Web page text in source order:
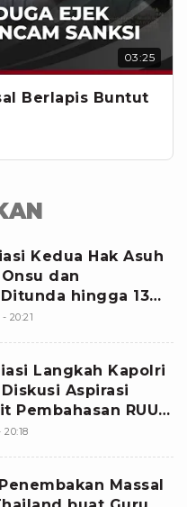
03:25
Berlapis Buntut
Kedua Hak Asuh
dan
hingga 13
20:21
Langkah Kapolri
Aspirasi
Pembahasan RUU
Massal